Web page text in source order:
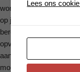
worden als het totaal
op jaarbasis niet meer
beroepsmatige
opvragen. Daarnaast
aanrekenen dan
moet u aan de fiscus
Lees ons